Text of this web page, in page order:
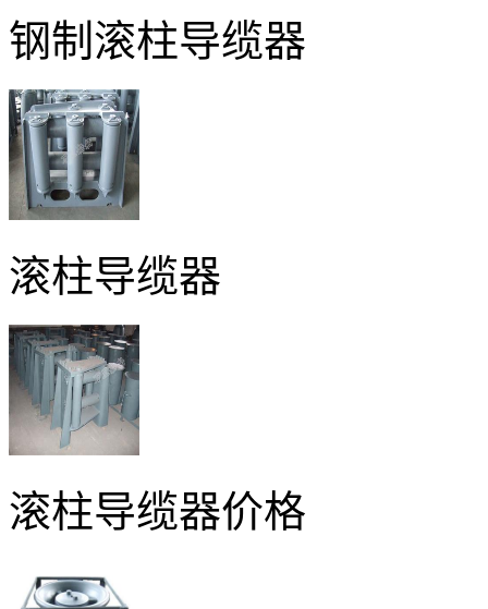
钢制滚柱导缆器
滚柱导缆器
滚柱导缆器价格